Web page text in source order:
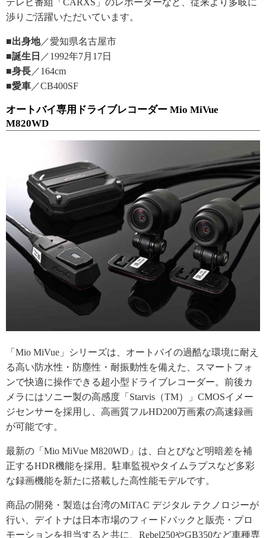
テレビ番組「CARXS」のレポーターなど、従来より多岐に
渉りご活躍いただいています。
■出身地／愛知県名古屋市
■誕生日 ／1992年7月17日
■身長 ／164cm
■愛車 ／CB400SF
オートバイ専用ドライブレコーダー Mio MiVue
M820WD
「Mio MiVue」シリーズは、オートバイの過酷な環境に耐え
る高い防水性・防塵性・耐振動性を備えた、スマートフォ
ンで快適に操作できる超小型ドライブレコーダー。前後カ
メラにはソニー製の高感度「Starvis（TM）」CMOSイメー
ジセンサーを採用し、高画質フルHD200万画素の高速録画
が可能です。
最新の「Mio MiVue M820WD」は、白とびなど明暗差を補
正するHDR機能を採用。駐車監視やタイムラプスなど多彩
な録画機能を新たに搭載した高性能モデルです。
商品の開発・製造は台湾のMiTAC デジタル テクノロジーが
行い、デイトナは日本市場のフィードバックと販売・プロ
モーションを担当すると共に、Rebel250やGB350など車種専